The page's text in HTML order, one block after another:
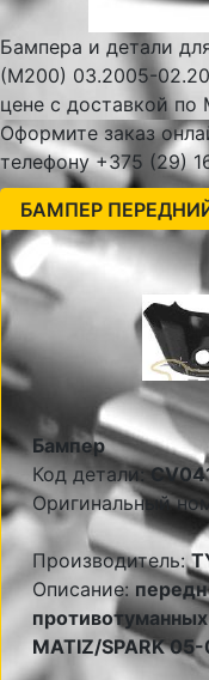
Бампера и детали
(M200) 03.2005-
цене с доставкой по
Оформите заказ
телефону +375 (29)
БАМПЕР
Бампер
Код детали:
Оригинальный
Производитель:
Описание:
противотуманных
MATIZ/SPARK